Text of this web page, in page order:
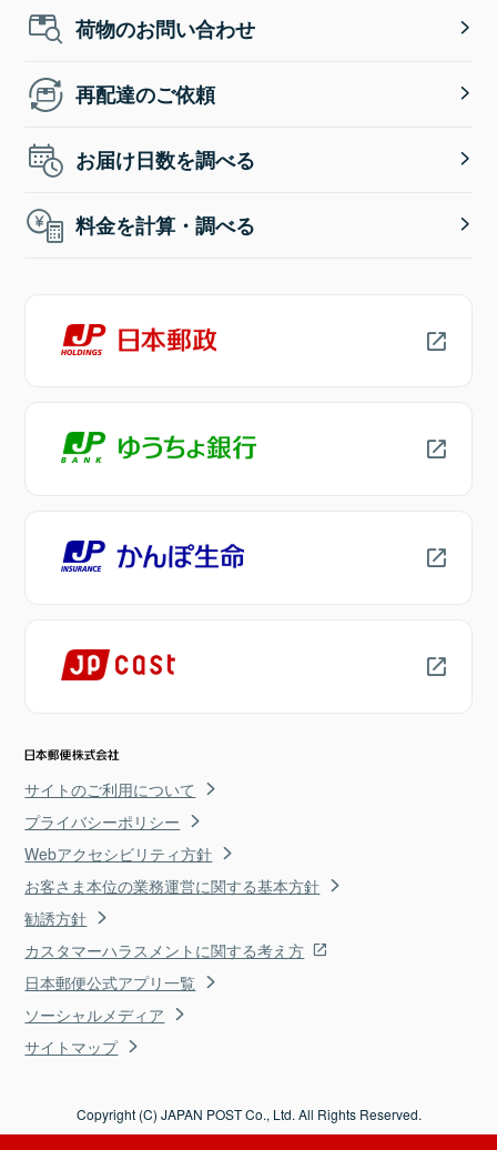
荷物のお問い合わせ
再配達のご依頼
お届け日数を調べる
料金を計算・調べる
サイトのご利用について
プライバシーポリシー
Webアクセシビリティ方針
お客さま本位の業務運営に関する基本方針
勧誘方針
カスタマーハラスメントに関する考え方
日本郵便公式アプリ一覧
ソーシャルメディア
サイトマップ
Copyright (C) JAPAN POST Co., Ltd. All Rights Reserved.